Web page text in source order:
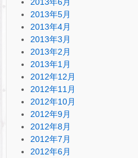
2013年5月
2013年4月
2013年3月
2013年2月
2013年1月
2012年12月
2012年11月
2012年10月
2012年9月
2012年8月
2012年7月
2012年6月